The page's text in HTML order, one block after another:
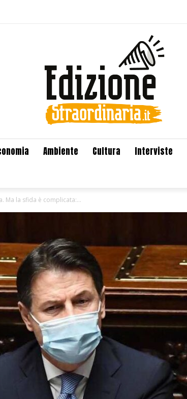
Ambiente Cultura Interviste
Ma la sfida è complicata:...